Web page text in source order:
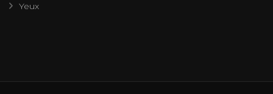
Yeux